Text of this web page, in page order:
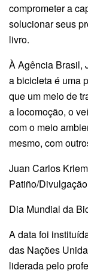
comprometer a
solucionar seus
livro.
À Agência Brasil,
a bicicleta é uma
que um meio de
a locomoção, o
com o meio
mesmo, com
Juan Carlos
Patiño/Divulgação
Dia Mundial da
A data foi
das Nações
liderada pelo